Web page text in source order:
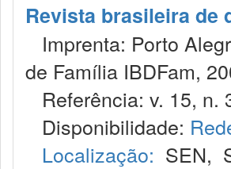
Revista brasileira de
Imprenta: Porto
de Família IBDFam,
Referência: v. 15, n.
Disponibilidade:
Localização: SEN,